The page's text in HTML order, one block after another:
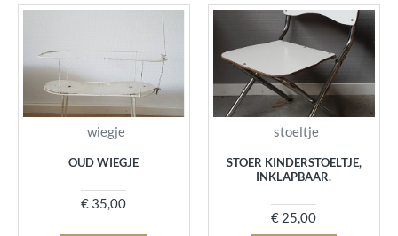
wiegje
OUD WIEGJE
€ 35,00
stoeltje
STOER KINDERSTOELTJE,
INKLAPBAAR.
€ 25,00